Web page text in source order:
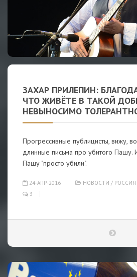
ЗАХАР ПРИЛЕПИН:
ЧТО ЖИВЁТЕ В ТАКОЙ
НЕВЫНОСИМО
Прогрессивные публицисты, вижу,
длинные письма про убитого Пашу.
Пашу "просто убили".
24-АПР-2016 НОВОСТИ / РОССИЯ
3